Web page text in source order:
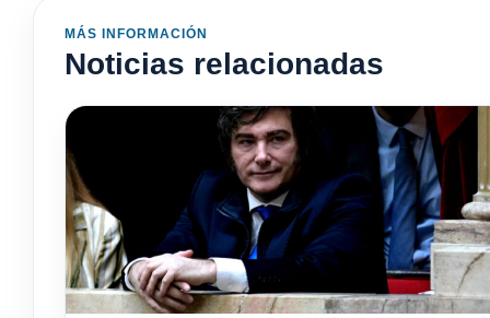
MÁS INFORMACIÓN
Noticias relacionadas